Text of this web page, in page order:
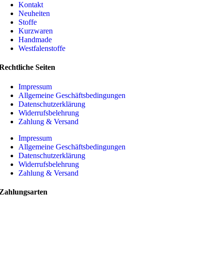
Kontakt
Neuheiten
Stoffe
Kurzwaren
Handmade
Westfalenstoffe
Seiten
Impressum
Allgemeine Geschäftsbedingungen
Datenschutzerklärung
Widerrufsbelehrung
Zahlung & Versand
Impressum
Allgemeine Geschäftsbedingungen
Datenschutzerklärung
Widerrufsbelehrung
Zahlung & Versand